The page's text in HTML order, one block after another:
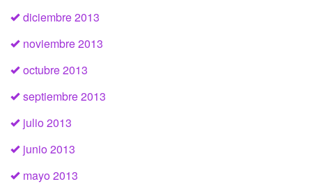
diciembre 2013
noviembre 2013
octubre 2013
septiembre 2013
julio 2013
junio 2013
mayo 2013